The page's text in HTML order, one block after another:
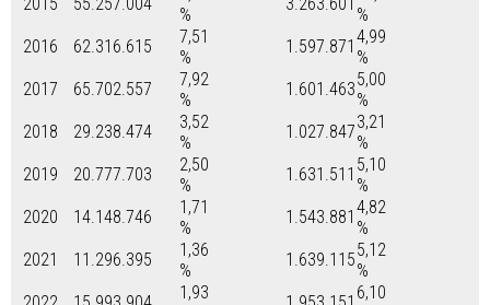
%
%
2016
62.316.615
7,51
%
1.597.871 4,99
%
2017
65.702.557
7,92
%
1.601.4635,00
%
2018
29.238.474
3,52
%
1.027.8473,21
%
2019
20.777.703
2,50
%
1.631.511 5,10
%
2020
14.148.746
1,71
%
1.543.881 4,82
%
2021
11.296.395
1,36
%
1.639.1155,12
%
1,93
6,10